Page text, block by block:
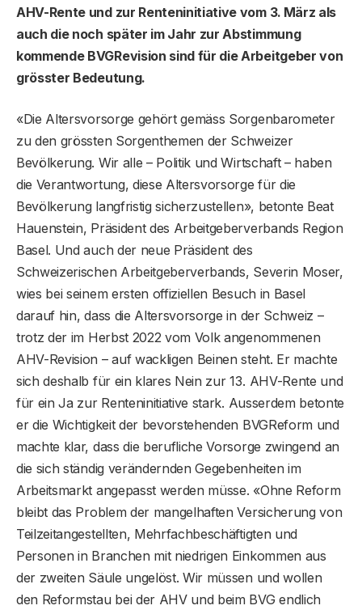
AHV-Rente und zur Renteninitiative vom 3. März als
auch die noch später im Jahr zur Abstimmung
kommende BVGRevision sind für die Arbeitgeber von
grösster Bedeutung.
«Die Altersvorsorge gehört gemäss Sorgenbarometer
zu den grössten Sorgenthemen der Schweizer
Bevölkerung. Wir alle – Politik und Wirtschaft – haben
die Verantwortung, diese Altersvorsorge für die
Bevölkerung langfristig sicherzustellen», betonte Beat
Hauenstein, Präsident des Arbeitgeberverbands Region
Basel. Und auch der neue Präsident des
Schweizerischen Arbeitgeberverbands, Severin Moser,
wies bei seinem ersten offiziellen Besuch in Basel
darauf hin, dass die Altersvorsorge in der Schweiz –
trotz der im Herbst 2022 vom Volk angenommenen
AHV-Revision – auf wackligen Beinen steht. Er machte
sich deshalb für ein klares Nein zur 13. AHV-Rente und
für ein Ja zur Renteninitiative stark. Ausserdem betonte
er die Wichtigkeit der bevorstehenden BVGReform und
machte klar, dass die berufliche Vorsorge zwingend an
die sich ständig verändernden Gegebenheiten im
Arbeitsmarkt angepasst werden müsse. «Ohne Reform
bleibt das Problem der mangelhaften Versicherung von
Teilzeitangestellten, Mehrfachbeschäftigten und
Personen in Branchen mit niedrigen Einkommen aus
der zweiten Säule ungelöst. Wir müssen und wollen
den Reformstau bei der AHV und beim BVG endlich